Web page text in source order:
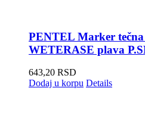
PENTEL Marker
WETERASE plava
643,20 RSD
Dodaj u korpu Details